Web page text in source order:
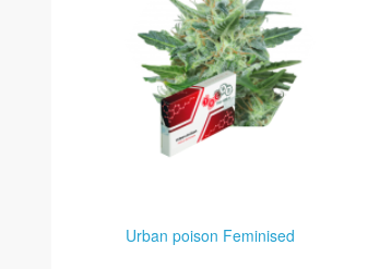
Urban poison Feminised